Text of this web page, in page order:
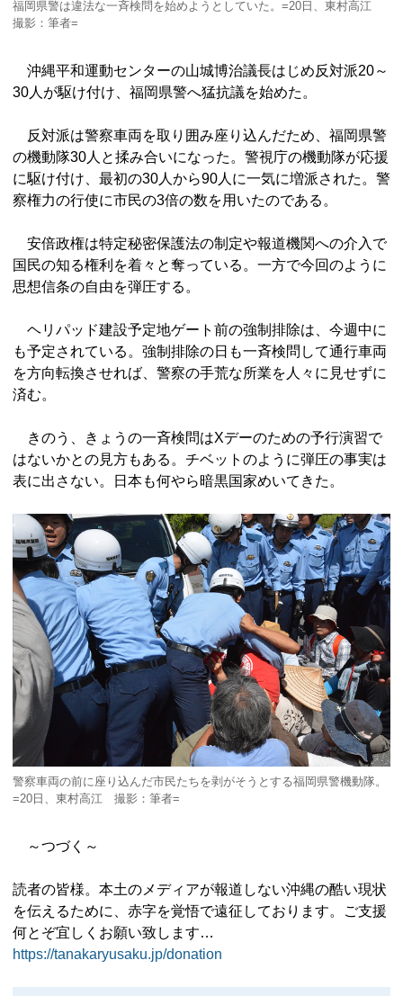
福岡県警は違法な一斉検問を始めようとしていた。=20日、東村高江
撮影：筆者=
沖縄平和運動センターの山城博治議長はじめ反対派20～
30人が駆け付け、福岡県警へ猛抗議を始めた。
反対派は警察車両を取り囲み座り込んだため、福岡県警
の機動隊30人と揉み合いになった。警視庁の機動隊が応援
に駆け付け、最初の30人から90人に一気に増派された。警
察権力の行使に市民の3倍の数を用いたのである。
安倍政権は特定秘密保護法の制定や報道機関への介入で
国民の知る権利を着々と奪っている。一方で今回のように
思想信条の自由を弾圧する。
ヘリパッド建設予定地ゲート前の強制排除は、今週中に
も予定されている。強制排除の日も一斉検問して通行車両
を方向転換させれば、警察の手荒な所業を人々に見せずに
済む。
きのう、きょうの一斉検問はXデーのための予行演習で
はないかとの見方もある。チベットのように弾圧の事実は
表に出さない。日本も何やら暗黒国家めいてきた。
警察車両の前に座り込んだ市民たちを剥がそうとする福岡県警機動隊。
=20日、東村高江 撮影：筆者=
～つづく～
読者の皆様。本土のメディアが報道しない沖縄の酷い現状
を伝えるために、赤字を覚悟で遠征しております。ご支援
何とぞ宜しくお願い致します…
https://tanakaryusaku.jp/donation